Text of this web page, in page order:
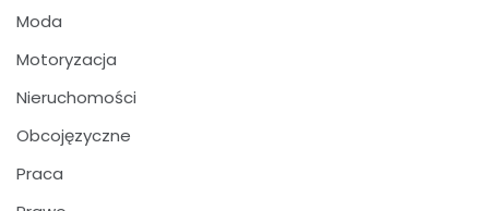
Moda
Motoryzacja
Nieruchomości
Obcojęzyczne
Praca